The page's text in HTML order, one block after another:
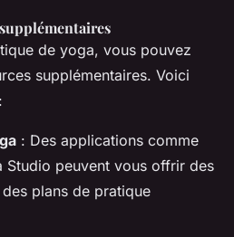
de yoga, vous pouvez
supplémentaires. Voici
: Des applications comme
Studio peuvent vous offrir des
plans de pratique